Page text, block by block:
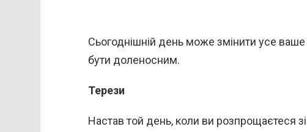
Сьогоднішній день може змінити усе
бути доленосним.
Терези
Настав той день, коли ви розпрощаєтеся